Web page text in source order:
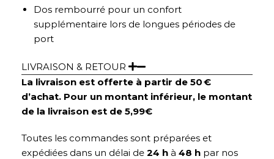
Dos rembourré pour un confort
supplémentaire lors de longues périodes de
port
LIVRAISON & RETOUR
La livraison est offerte à partir de 50 €
d’achat. Pour un montant inférieur, le montant
de la livraison est de 5,99€
Toutes les commandes sont préparées et
expédiées dans un délai de 24 h à 48 h par nos